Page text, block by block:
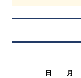
日 月